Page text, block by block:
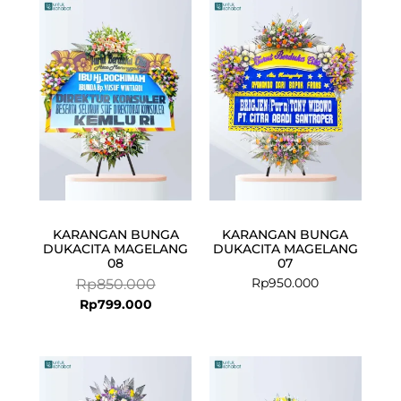
KARANGAN BUNGA
DUKACITA MAGELANG
08
Rp850.000
Rp850.000.
Rp799.000
Rp799.000.
KARANGAN BUNGA
DUKACITA MAGELANG
07
Rp950.000